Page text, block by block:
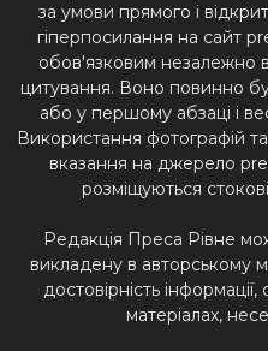
за умови прямого і
гіперпосилання на сайт
обов'язковим незалежно
цитування. Воно повинно
або у першому абзаці і
Використання фотографій
вказання на джерело
розміщуються
Редакція Преса Рівне
викладену в авторському
достовірність
матеріалах,